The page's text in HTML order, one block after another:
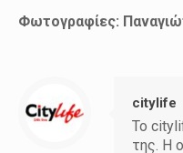
Φωτογραφίες:
citylife
Το
της. Η